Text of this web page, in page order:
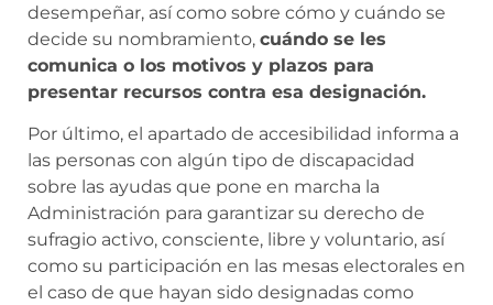
desempeñar, así como sobre cómo y cuándo se
decide su nombramiento, cuándo se les
comunica o los motivos y plazos para
presentar recursos contra esa designación.
Por último, el apartado de accesibilidad informa a
las personas con algún tipo de discapacidad
sobre las ayudas que pone en marcha la
Administración para garantizar su derecho de
sufragio activo, consciente, libre y voluntario, así
como su participación en las mesas electorales en
el caso de que hayan sido designadas como